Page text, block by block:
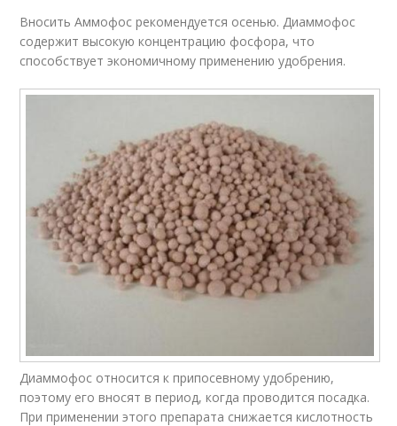
Вносить Аммофос рекомендуется осенью. Диаммофос
содержит высокую концентрацию фосфора, что
способствует экономичному применению удобрения.
Диаммофос относится к припосевному удобрению,
поэтому его вносят в период, когда проводится посадка.
При применении этого препарата снижается кислотность